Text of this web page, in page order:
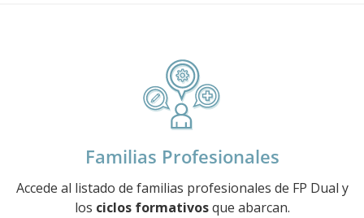
Familias Profesionales
Accede al listado de familias profesionales de FP Dual y
los ciclos formativosque abarcan.